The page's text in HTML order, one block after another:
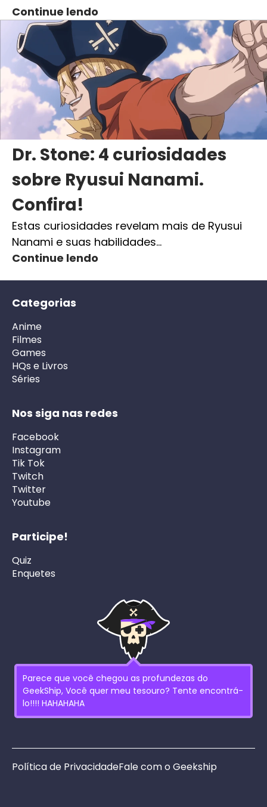
Continue lendo
Dr. Stone: 4 curiosidades
sobre Ryusui Nanami.
Confira!
Estas curiosidades revelam mais de Ryusui
Nanami e suas habilidades…
Continue lendo
Categorias
Anime
Filmes
Games
HQs e Livros
Séries
Nos siga nas redes
Facebook
Instagram
Tik Tok
Twitch
Twitter
Youtube
Participe!
Quiz
Enquetes
Parece que você chegou as profundezas do
GeekShip, Você quer meu tesouro? Tente encontrá-
lo!!!! HAHAHAHA
Política de PrivacidadeFale com o Geekship